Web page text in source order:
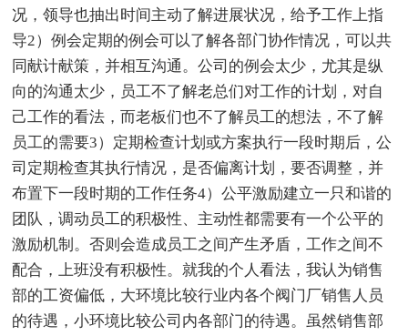
况，领导也抽出时间主动了解进展状况，给予工作上指
导2）例会定期的例会可以了解各部门协作情况，可以共
同献计献策，并相互沟通。公司的例会太少，尤其是纵
向的沟通太少，员工不了解老总们对工作的计划，对自
己工作的看法，而老板们也不了解员工的想法，不了解
员工的需要3）定期检查计划或方案执行一段时期后，公
司定期检查其执行情况，是否偏离计划，要否调整，并
布置下一段时期的工作任务4）公平激励建立一只和谐的
团队，调动员工的积极性、主动性都需要有一个公平的
激励机制。否则会造成员工之间产生矛盾，工作之间不
配合，上班没有积极性。就我的个人看法，我认为销售
部的工资偏低，大环境比较行业内各个阀门厂销售人员
的待遇，小环境比较公司内各部门的待遇。虽然销售部